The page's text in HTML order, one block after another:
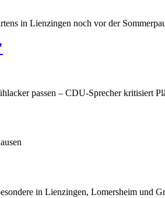
in Lienzingen noch vor der
passen – CDU-Sprecher kritisiert
in Lienzingen, Lomersheim und